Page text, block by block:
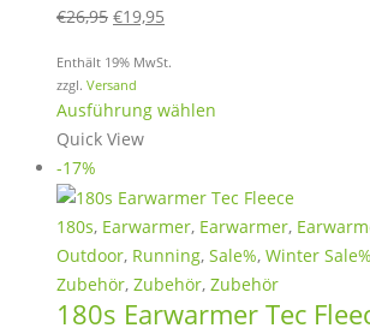
werden
€26,95 Ursprünglicher
war:
€26,95
€19,95
ist:
€19,95.
Enthält 19% MwSt.
zzgl. Versand
Ausführung wählen
mehrere
Varianten
auf.
Die
Optionen
Quick View
-17%
180s, Earwarmer, Earwarmer,
Outdoor, Running, Sale%, Winter Sale%
Zubehör, Zubehör, Zubehör
180s Earwarmer Tec